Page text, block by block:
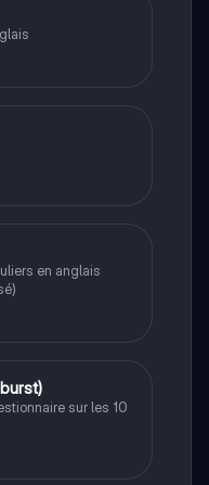
en anglais
sur les 10